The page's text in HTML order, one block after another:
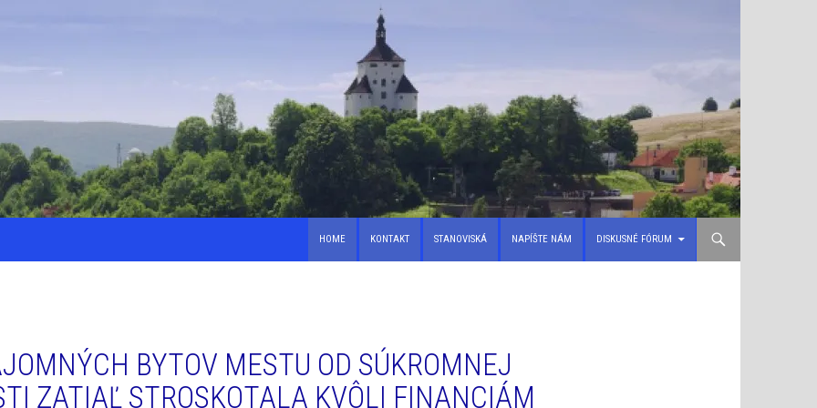
HOME KONTAKT STANOVISKÁ NAPÍŠTE NÁM DISKUSNÉ FÓRUM
BYTOV MESTU OD SÚKROMNEJ
ZATIAĽ STROSKOTALA KVÔLI FINANCIÁM